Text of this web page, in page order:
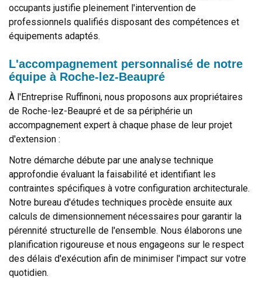
occupants justifie pleinement l'intervention de
professionnels qualifiés disposant des compétences et
équipements adaptés.
L'accompagnement personnalisé de notre
équipe à Roche-lez-Beaupré
À l'Entreprise Ruffinoni, nous proposons aux propriétaires
de Roche-lez-Beaupré et de sa périphérie un
accompagnement expert à chaque phase de leur projet
d'extension :
Notre démarche débute par une analyse technique
approfondie évaluant la faisabilité et identifiant les
contraintes spécifiques à votre configuration architecturale.
Notre bureau d'études techniques procède ensuite aux
calculs de dimensionnement nécessaires pour garantir la
pérennité structurelle de l'ensemble. Nous élaborons une
planification rigoureuse et nous engageons sur le respect
des délais d'exécution afin de minimiser l'impact sur votre
quotidien.